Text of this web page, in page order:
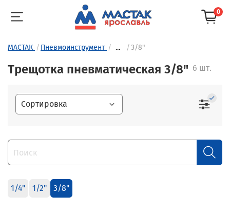
0
МАСТАК Пневмоинструмент ... 3/8"
Трещотка пневматическая 3/8" 6 шт.
1/4" 1/2" 3/8"